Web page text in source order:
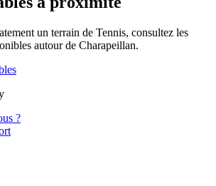
un terrain de Tennis, consultez les
autour de Charapeillan.
?